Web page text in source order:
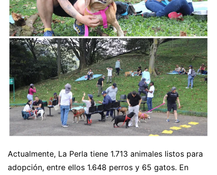
Actualmente, La Perla tiene 1.713 animales listos para
adopción, entre ellos 1.648 perros y 65 gatos. En